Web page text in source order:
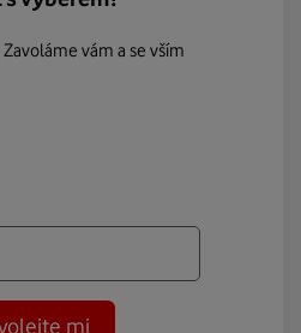
vám a se vším
mi